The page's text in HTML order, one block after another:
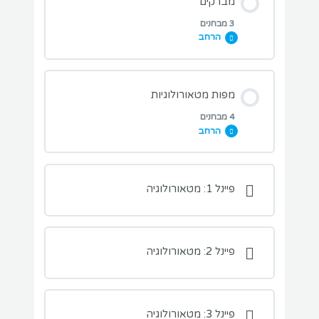
מבחן מזג אוויר בישראל
3 מבחנים
הרחב
מבחני תרגול בנושא השיעור:
מבחן מברקים – פענוח בסיסי
מבחן מברקים 2
מפות מטאורולוגיות
4 מבחנים
הרחב
מבחן מז”א סגניפיקנטי
מבחן מז”א סגניפיקנטי ישראל
פיינל 1: מטאורולוגיה
פיינל 2: מטאורולוגיה
פיינל 3: מטאורולוגיה